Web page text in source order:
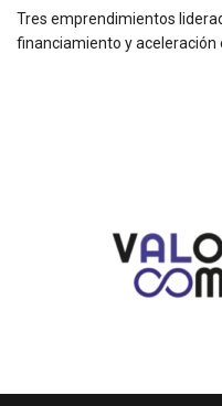
Tres emprendimientos
financiamiento y aceleración